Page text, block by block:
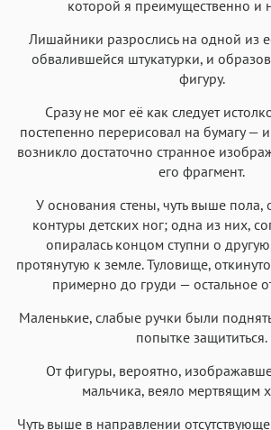
которой я преимущественно и
Лишайники разрослись на одной из
обвалившейся штукатурки, и
фигуру.
Сразу не мог её как следует
постепенно перерисовал на бумагу —
возникло достаточно странное
его фрагмент.
У основания стены, чуть выше пола,
контуры детских ног; одна из них,
опиралась концом ступни о
протянутую к земле. Туловище,
примерно до груди — остальное
Маленькие, слабые ручки были
попытке защититься.
От фигуры, вероятно,
мальчика, веяло мертвящим
Чуть выше в направлении